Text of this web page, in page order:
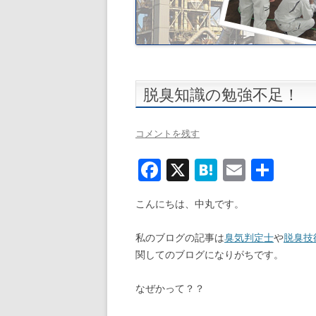
脱臭知識の勉強不足！
コメントを残す
F
ac
e
b
o
o
X H
at
e
n
a
E
l
こんにちは、中丸です。
私のブログの記事は臭気判定士や脱臭技
関してのブログになりがちです。
なぜかって？？